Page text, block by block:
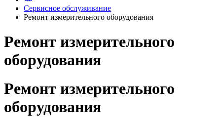
Сервисное обслуживание
Ремонт измерительного оборудования
Ремонт измерительного
оборудования
Ремонт измерительного
оборудования